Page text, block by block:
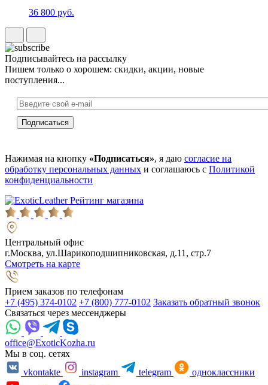
36 800 руб.
Подписывайтесь на рассылку
Пишем только о хорошем: скидки, акции, новые
поступления...
Нажимая на кнопку «Подписаться», я даю согласие на
обработку персональных данных и соглашаюсь с Политикой
конфиденциальности
Рейтинг магазина
Центральный офис
г.Москва, ул.Шарикоподшипниковская, д.11, стр.7
Смотреть на карте
Прием заказов по телефонам
+7 (495) 374-0102 +7 (800) 777-0102 Заказать обратный звонок
Связаться через мессенджеры
office@ExoticKozha.ru
Мы в соц. сетях
vkontakte
instagram telegram
одноклассники